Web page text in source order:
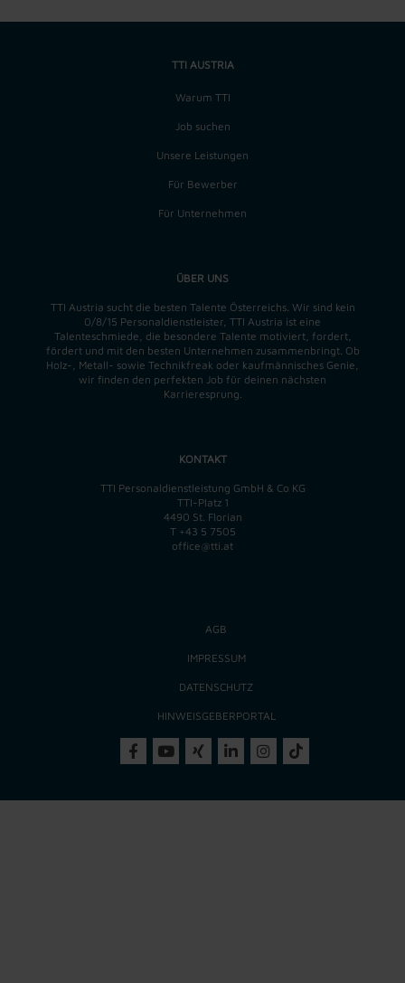
TTI AUSTRIA
Warum TTI
Job suchen
Unsere Leistungen
Für Bewerber
Für Unternehmen
ÜBER UNS
TTI Austria sucht die besten Talente Österreichs. Wir sind kein
0/8/15 Personaldienstleister, TTI Austria ist eine
Talenteschmiede, die besondere Talente motiviert, fordert,
fördert und mit den besten Unternehmen zusammenbringt. Ob
Holz-, Metall- sowie Technikfreak oder kaufmännisches Genie,
wir finden den perfekten Job für deinen nächsten
Karrieresprung.
KONTAKT
TTI Personaldienstleistung GmbH & Co KG
TTI-Platz 1
4490 St. Florian
T +43 5 7505
office@tti.at
AGB
IMPRESSUM
DATENSCHUTZ
HINWEISGEBERPORTAL